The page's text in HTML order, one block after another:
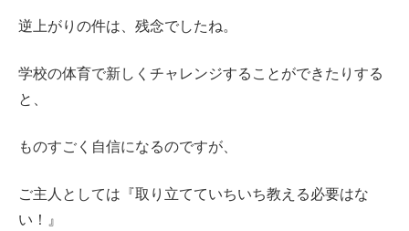
逆上がりの件は、残念でしたね。
学校の体育で新しくチャレンジすることができたりする
と、
ものすごく自信になるのですが、
ご主人としては『取り立てていちいち教える必要はな
い！』